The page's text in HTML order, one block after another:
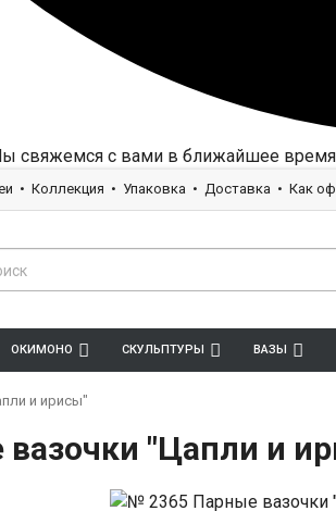
свяжемся с вами в ближайшее
Коллекция Упаковка Доставка Как
ОКИМОНО СКУЛЬПТУРЫ ВАЗЫ
и ирисы"
"Цапли и